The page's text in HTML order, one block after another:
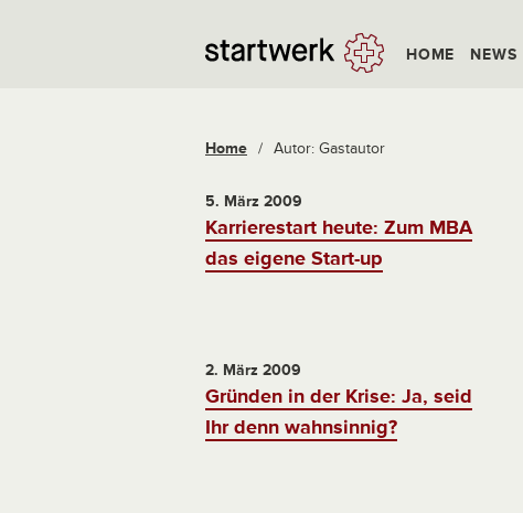
HOME NEWS
Home / Autor: Gastautor
5. März 2009
Karrierestart heute: Zum MBA
das eigene Start-up
2. März 2009
Gründen in der Krise: Ja, seid
Ihr denn wahnsinnig?